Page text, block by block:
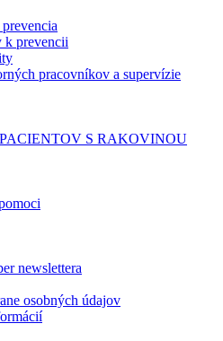
k prevencii
pracovníkov a supervízie
S RAKOVINOU
newslettera
osobných údajov